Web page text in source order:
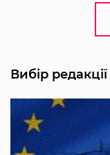
Вибір редакції